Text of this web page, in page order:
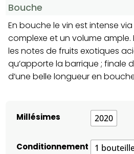
Bouche
En bouche le vin est intense
complexe et un volume ample.
les notes de fruits exotiques
qu’apporte la barrique ; finale
d’une belle longueur en
Millésimes 2020
Conditionnement
1